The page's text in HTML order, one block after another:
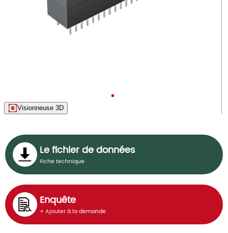
Visionneuse 3D
Le fichier de données
Fiche technique
Enquête
+ Ajouter à la demande